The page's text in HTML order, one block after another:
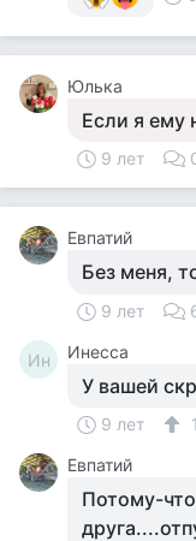
Юлька
Если я ему
9 лет
Евпатий
Без меня,
9 лет
Ин Инесса
У вашей
9 лет
1
Евпатий
Потому-